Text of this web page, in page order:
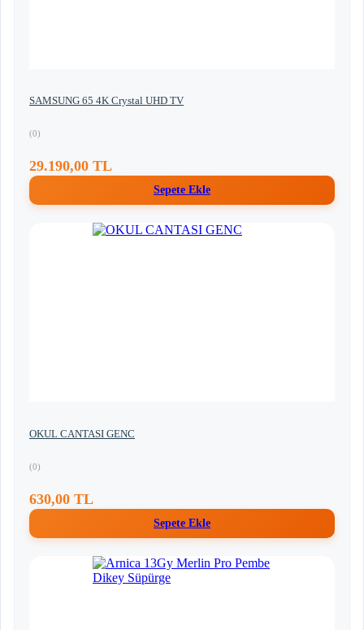
SAMSUNG 65 4K Crystal UHD TV
(0)
29.190,00 TL
Sepete Ekle
OKUL CANTASI GENC
(0)
630,00 TL
Sepete Ekle